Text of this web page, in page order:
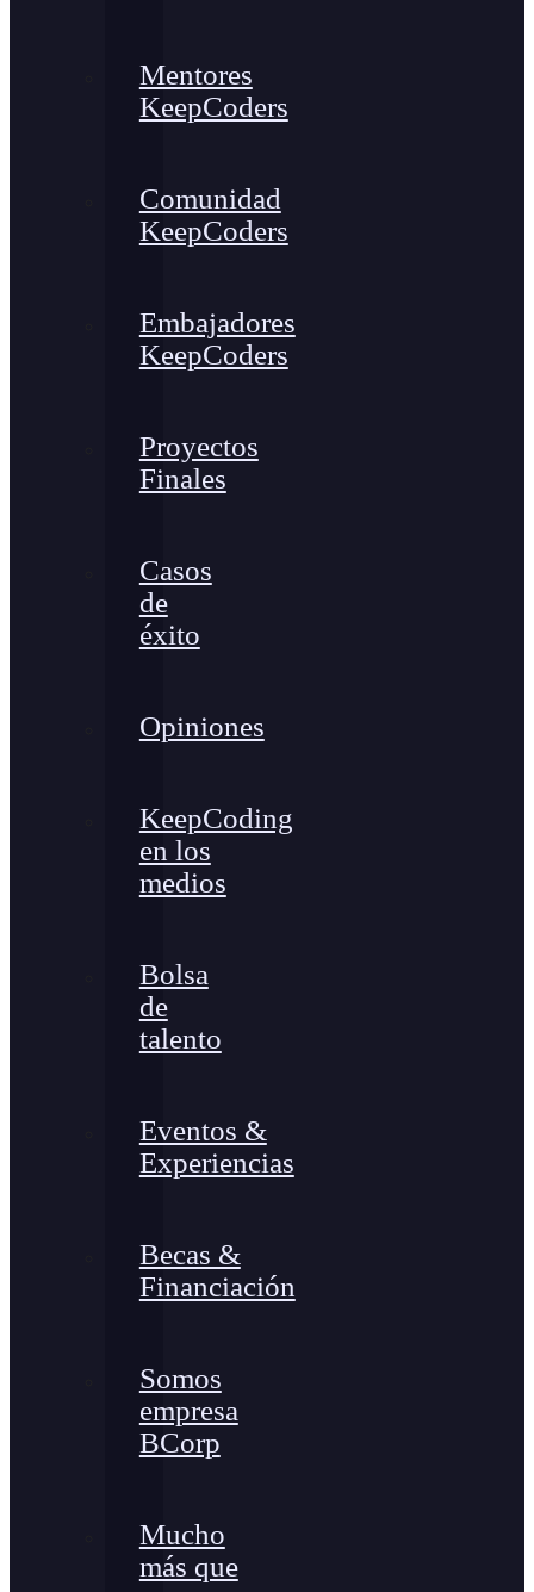
Mentores
KeepCoders
Comunidad
KeepCoders
Embajadores
KeepCoders
Proyectos
Finales
Casos
de
éxito
Opiniones
KeepCoding
en los
medios
Bolsa
de
talento
Eventos &
Experiencias
Becas &
Financiación
Somos
empresa
BCorp
Mucho
más que